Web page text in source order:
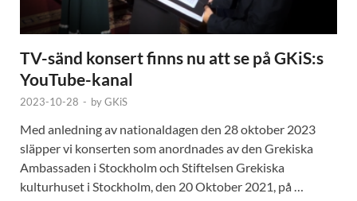
TV-sänd konsert finns nu att se på GKiS:s
YouTube-kanal
2023-10-28 - byGKiS
Med anledning av nationaldagen den 28 oktober 2023
släpper vi konserten som anordnades av den Grekiska
Ambassaden i Stockholm och Stiftelsen Grekiska
kulturhuset i Stockholm, den 20 Oktober 2021, på …